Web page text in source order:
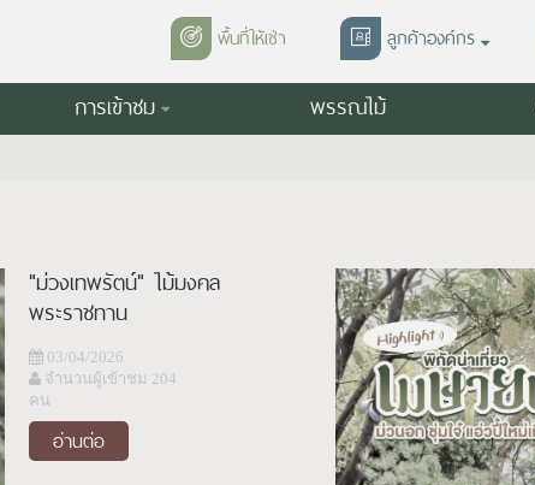
พื้นที่ให้เช่า ลูกค้าองค์กร
การเข้าชม พรรณไม้
"ม่วงเทพรัตน์" ไม้มงคล
พระราชทาน
03/04/2026
จำนวนผู้เข้าชม 204
คน
อ่านต่อ